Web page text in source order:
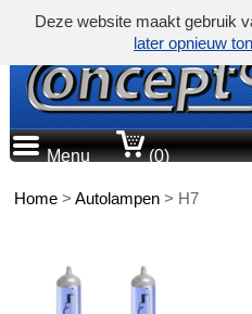
Menu (0)
Home >Autolampen > H7
Deze website maakt gebruik
later opnieuw